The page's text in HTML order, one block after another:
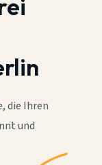
die Ihren
und